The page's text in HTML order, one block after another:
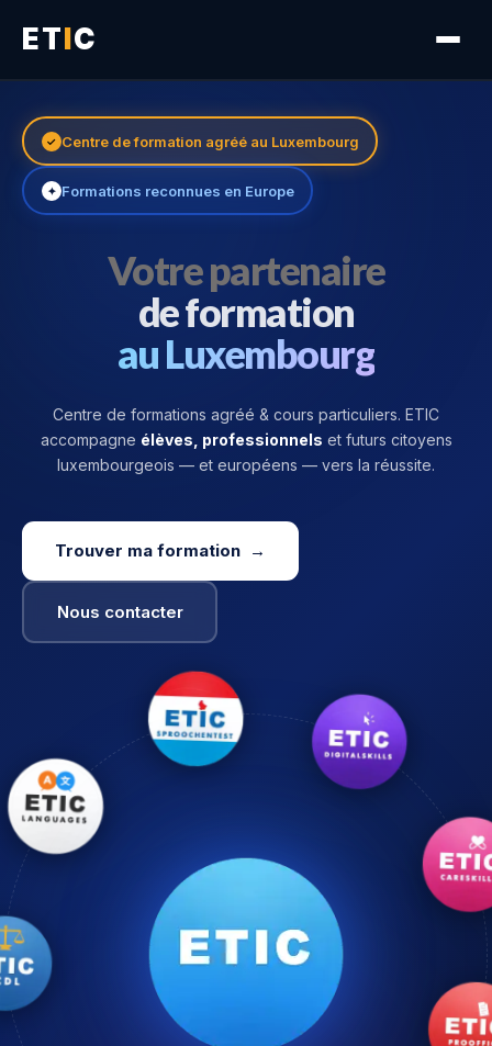
ETIC
Carrières
DE
✓ Centre de formation agréé au Luxembourg
✦ Formations reconnues en Europe
Votre partenaire
de formation
au Luxembourg
Centre de formations agréé & cours particuliers. ETIC
accompagne élèves, professionnels et futurs citoyens
luxembourgeois — et européens — vers la réussite.
Trouver ma formation →
Nous contacter